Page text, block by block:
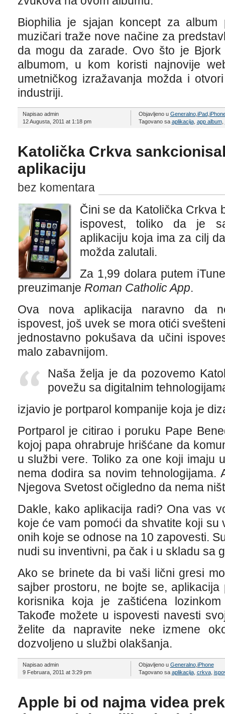
Biophilia je sjajan koncept za album
muzičari traže nove načine za
da mogu da zarade. Ovo što je
albumom, u kom koristi najnovije
umetničkog izražavanja možda i
industriji.
Napisao admin
12 Augusta, 2011 at 1:18 pm
Objavljeno u Generalno, iPad,
Tagovano sa aplikacija, app album,
Katolička Crkva
aplikaciju
bez komentara
Čini se da Katolička Crkva
ispovest, toliko da je
aplikaciju koja ima za cilj
možda zalutali.
Za 1,99 dolara putem
preuzimanje Roman Catholic App.
Ova nova aplikacija naravno da
ispovest, još uvek se mora otići
jednostavno pokušava da učini
malo zabavnijom.
Naša želja je da pozovemo
povežu sa digitalnim
izjavio je portparol kompanije koja je
Portparol je citirao i poruku Pape
kojoj papa ohrabruje hrišćane da
u službi vere. Toliko za one koji imaju
nema dodira sa novim tehnologijama.
Njegova Svetost očigledno da nema
Dakle, kako aplikacija radi? Ona vas
koje će vam pomoći da shvatite koji
onih koje se odnose na 10 zapovesti.
nudi su inventivni, pa čak i u skladu sa
Ako se brinete da bi vaši lični gresi
sajber prostoru, ne bojte se,
korisnika koja je zaštićena
Takođe možete u ispovesti navesti
želite da napravite neke izmene
dozvoljeno u službi olakšanja.
Napisao admin
9 Februara, 2011 at 3:29 pm
Objavljeno u Generalno, iPhone
Tagovano sa aplikacija, crkva,
Apple bi od najma videa